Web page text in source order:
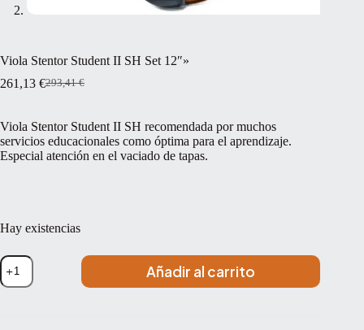
Viola Stentor Student II SH Set 12″»
293,41€
El
era:
293,41 €.
261,13 €El
es:
261,13 €.
Viola Stentor Student II SH recomendada por muchos
servicios educacionales como óptima para el aprendizaje.
Especial atención en el vaciado de tapas.
Hay existencias
Viola
Stentor
Student
Añadir al carrito